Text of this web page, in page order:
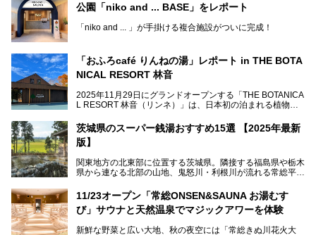
公園「niko and ... BASE」をレポート
「niko and ... 」が手掛ける複合施設がついに完成！
茨城県水戸・千波公園に2026年4月23日（木）待望のオー
プンを迎えます。
この記事では、オープンに先駆けプレス向けに行われた体験
施設を体験してきました！
「おふろcafé りんねの湯」レポート in THE BOTA
NICAL RESORT 林音
2025年11月29日にグランドオープンする「THE BOTANICA
L RESORT 林音（リンネ）」は、日本初の泊まれる植物
験型リゾートです。その中でも注目されているのが「おふろ
café りんねの湯」。内覧会に参加して、ひと足お先に体験
してきました。
茨城県のスーパー銭湯おすすめ15選 【2025年最新
版】
関東地方の北東部に位置する茨城県。隣接する福島県や栃木
県から連なる北部の山地、鬼怒川・利根川が流れる常総平野
に日立や大洗、鹿島など数々の漁港が並ぶ東部の太平洋岸
と、同じ県内でもさまざまな景色を見られるのが魅力です。
が特徴的。なかでもおすすめのスーパー銭湯をご紹介しま
11/23オープン「常総ONSEN&SAUNA お湯むす
び」サウナと天然温泉でマジックアワーを体験
新鮮な野菜と広い大地、秋の夜空には「常総きぬ川花火大